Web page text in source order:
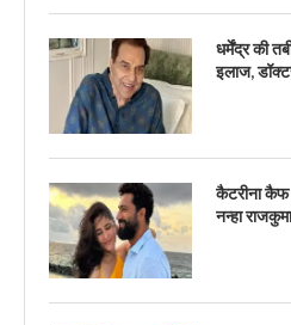
धर्मेंद्र की
इलाज,
कैटरीना
नन्हा